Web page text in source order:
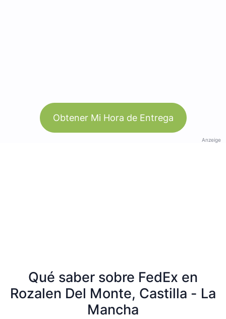
Obtener Mi Hora de Entrega
Anzeige
Qué saber sobre FedEx en
Rozalen Del Monte, Castilla - La
Mancha